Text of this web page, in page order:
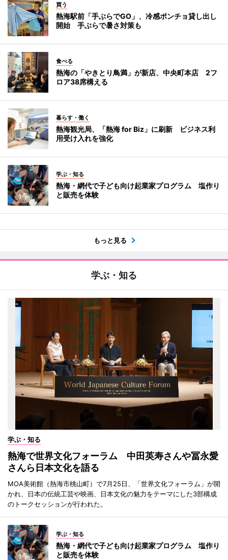
買う
熱海駅前「手ぶらでGO」、冷感ポンチョ貸し出し
開始 手ぶらで暑さ対策も
食べる
熱海の「やきとり鳥満」が新店、中央町本店 2フ
ロア38席構える
暮らす・働く
熱海観光局、「熱海 for Biz」に刷新 ビジネス利
用受け入れを強化
学ぶ・知る
熱海・網代で子ども向け起業家プログラム 塩作り
と販売を体験
もっと見る
学ぶ・知る
学ぶ・知る
熱海で世界文化フォーラム 中田英寿さんや冨永愛
さんら日本文化を語る
MOA美術館（熱海市桃山町）で7月25日、「世界文化フォーラム」が開
かれ、日本の伝統工芸や映画、日本文化の魅力をテーマにした3部構成
のトークセッションが行われた。
学ぶ・知る
熱海・網代で子ども向け起業家プログラム 塩作り
と販売を体験